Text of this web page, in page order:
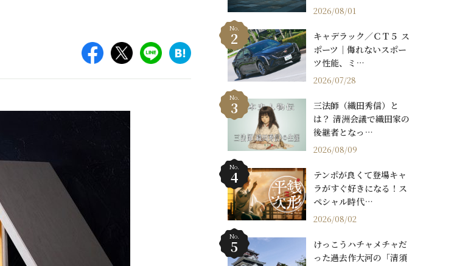
2026/08/01
キャデラック／ＣＴ５ ス
ポーツ｜侮れないスポー
ツ性能、ミ…
2026/07/28
No.
三法師（織田秀信）と
は？ 清洲会議で織田家の
後継者となっ…
2026/08/09
No.
テンポが良くて登場キャ
ラがすぐ好きになる！ス
ペシャル時代…
2026/08/02
No.
けっこうハチャメチャだ
った過去作大河の「清須
No.